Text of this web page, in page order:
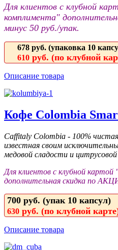
Для клиентов с клубной
комплимента"
минус 50 руб./упак.
678 руб. (упаковка 10
610 руб. (по клубной
Описание товара
Кофе Colombia
Caffitaly Colombia - 100% чистая
известная своим
медовой сладости и цитрусовой
Для клиентов с клубной
дополнительная скидка по
700 руб. (упак 10 капсул)
630 руб. (по клубной
Описание товара